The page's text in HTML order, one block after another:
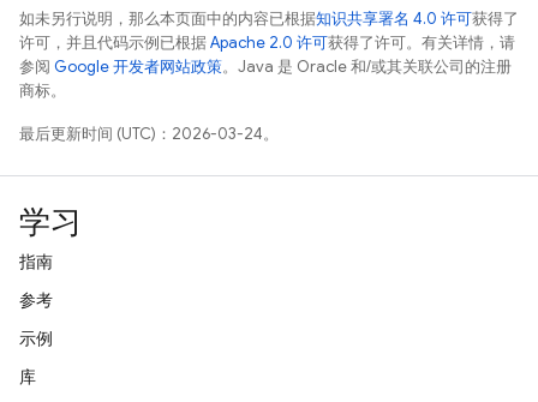
如未另行说明，那么本页面中的内容已根据知识共享署名 4.0 许可获得了
许可，并且代码示例已根据Apache 2.0 许可获得了许可。有关详情，请
参阅 Google 开发者网站政策。Java 是 Oracle 和/或其关联公司的注册
商标。
最后更新时间 (UTC)：2026-03-24。
学习
指南
参考
示例
库